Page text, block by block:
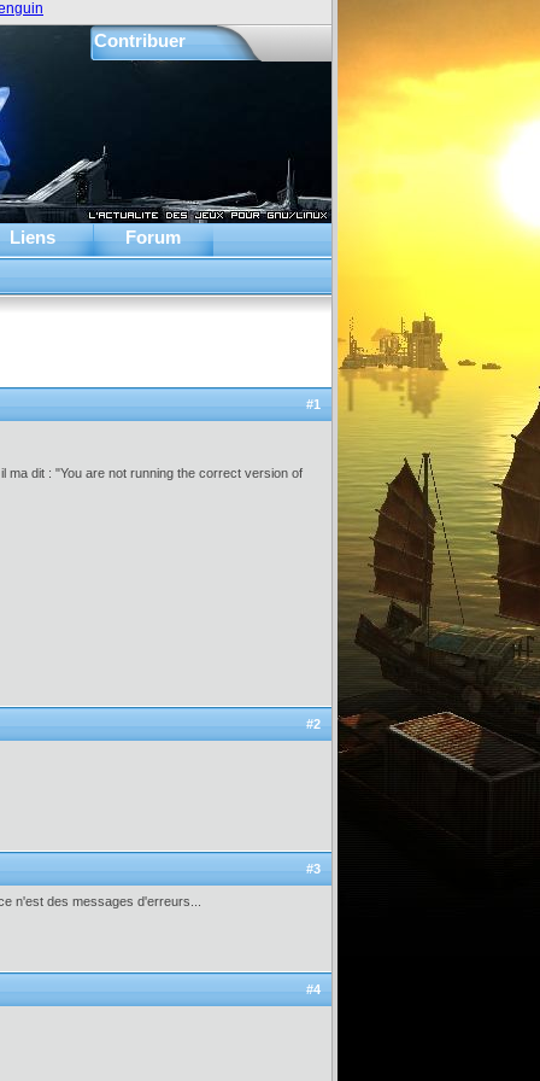
Contribuer
Liens Forum
#1
ma dit : "You are not running the correct version of
#2
#3
n'est des messages d'erreurs...
#4